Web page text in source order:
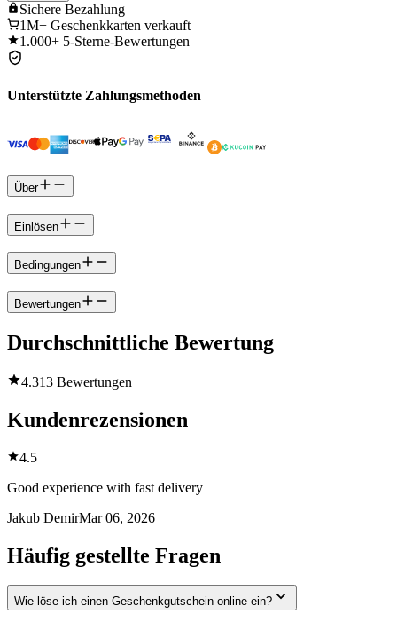
Sichere Bezahlung
1M+ Geschenkkarten verkauft
1.000+ 5-Sterne-Bewertungen
Unterstützte Zahlungsmethoden
Über
Einlösen
Bedingungen
Bewertungen
Durchschnittliche Bewertung
4.313 Bewertungen
Kundenrezensionen
4.5
Good experience with fast delivery
Jakub DemirMar 06, 2026
Häufig gestellte Fragen
Wie löse ich einen Geschenkgutschein online ein?